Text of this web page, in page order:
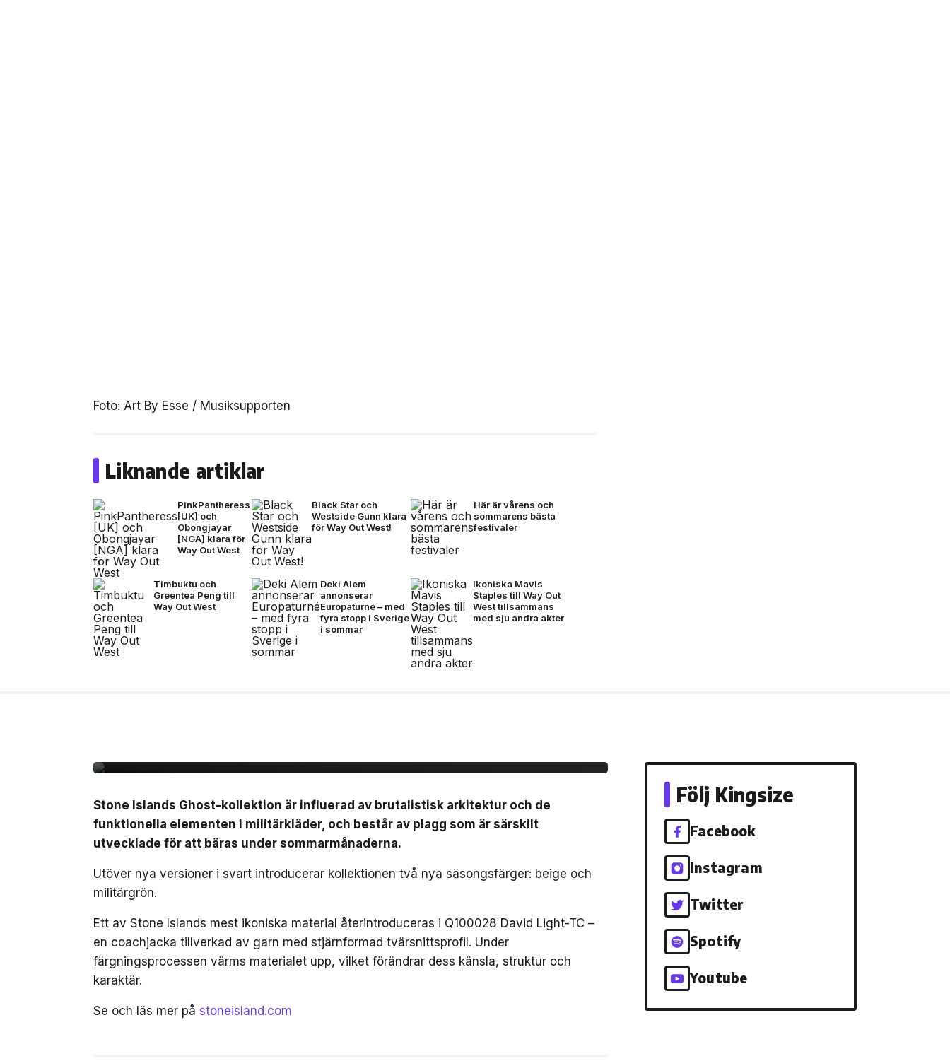
Foto: Art By Esse / Musiksupporten
Liknande artiklar
PinkPantheress
[UK] och
Obongjayar
[NGA] klara för
Way Out West
Black Star och
Westside Gunn klara
för Way Out West!
Här är vårens och
sommarens bästa
festivaler
Timbuktu och
Greentea Peng till
Way Out West
Deki Alem
annonserar
Europaturné – med
fyra stopp i Sverige
i sommar
Ikoniska Mavis
Staples till Way Out
West tillsammans
med sju andra akter
Stone Islands Ghost-kollektion är influerad av brutalistisk arkitektur och de
funktionella elementen i militärkläder, och består av plagg som är särskilt
utvecklade för att bäras under sommarmånaderna.
Utöver nya versioner i svart introducerar kollektionen två nya säsongsfärger: beige och
militärgrön.
Ett av Stone Islands mest ikoniska material återintroduceras i Q100028 David Light-TC –
en coachjacka tillverkad av garn med stjärnformad tvärsnittsprofil. Under
färgningsprocessen värms materialet upp, vilket förändrar dess känsla, struktur och
karaktär.
Se och läs mer på stoneisland.com
Följ Kingsize
Facebook
Instagram
Twitter
Spotify
Youtube